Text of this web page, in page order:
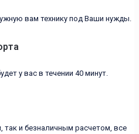
вам технику под Ваши нужды.
у вас в течении 40 минут.
так и безналичным расчетом, все